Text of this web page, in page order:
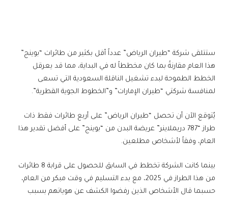
ستتلقى شركة “طيران الرياض” عدداً أقل بكثير من طائرات “بوينج”
هذا العام مقارنةً بما كان مخططاً له في البداية، مما قد يعرقل
الخطط الطموحة لبدء تشغيل الناقلة السعودية التي تسعى
لمنافسة شركتي “طيران الإمارات” و”الخطوط الجوية القطرية”.
يُتوقع الآن أن تحصل “طيران الرياض” على أربع طائرات فقط ذات
طراز “787 دريملاينر” عريضة البدن من “بوينج” على أفضل تقدير هذا
العام، وفقاً لأشخاص مطلعين.
بينما كانت الشركة تخطط في السابق للحصول على قرابة 8 طائرات
من هذا الطراز في 2025، مع بدء التسليم في وقت مبكر من العام،
حسبما قال الأشخاص الذين رفضوا الكشف عن هوياتهم بسبب